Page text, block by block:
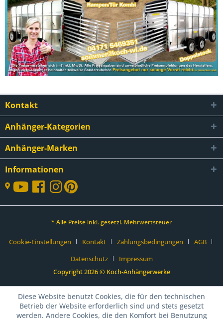
Kontakt
Anhänger-Kategorien
Anhänger-Marken
Informationen
* Alle Preise inkl. gesetzl. Mehrwertsteuer
Cookie-Einstellungen Kontakt Zahlungsbedingungen
AGB
Datenschutz
Impressum
Copyright 2026 © Koch-Anhängerwerke
Diese Website benutzt Cookies, die für den technischen
Betrieb der Website erforderlich sind und stets gesetzt
werden. Andere Cookies, die den Komfort bei Benutzung